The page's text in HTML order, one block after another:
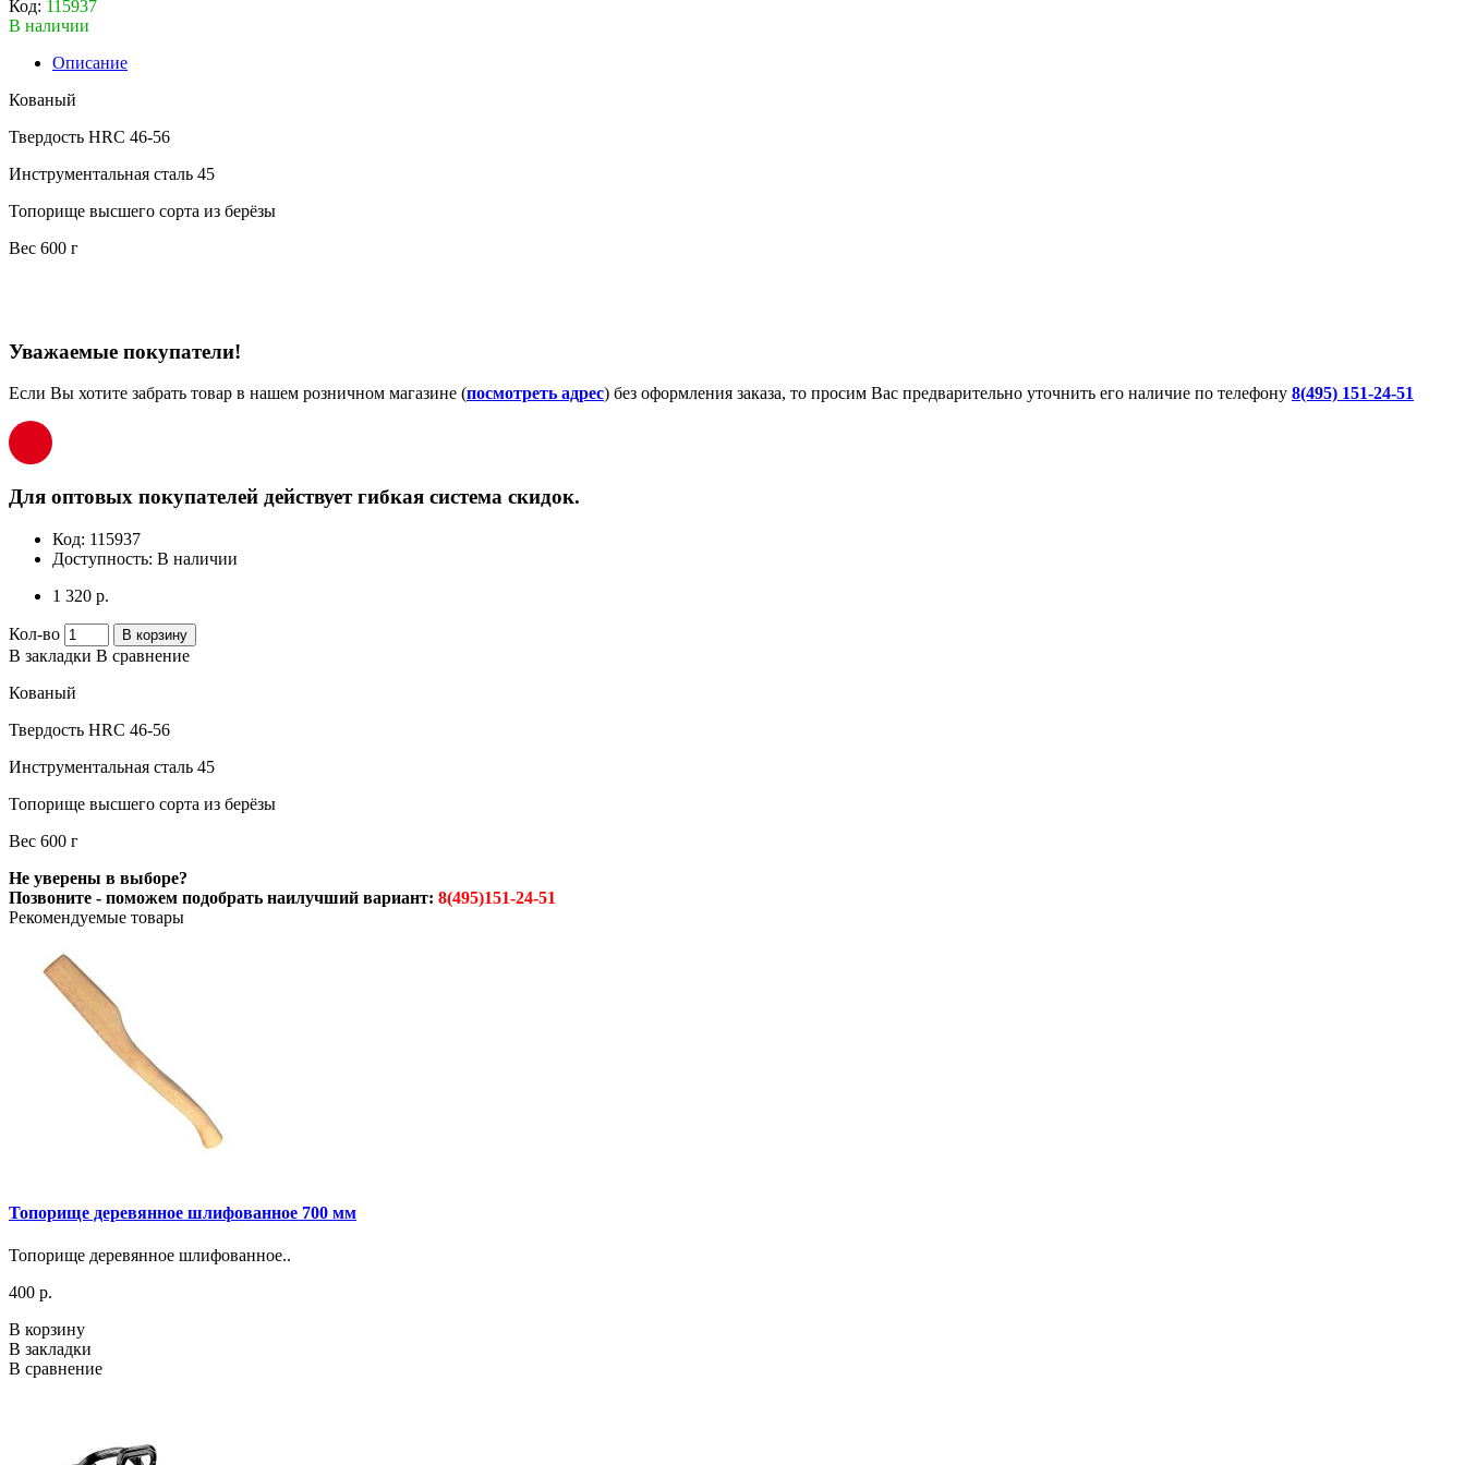
Код: 115937
В наличии
Описание
Кованый
Твердость HRC 46-56
Инструментальная сталь 45
Топорище высшего сорта из берёзы
Вес 600 г
Уважаемые покупатели!
Если Вы хотите забрать товар в нашем розничном магазине (посмотреть адрес) без оформления заказа, то просим Вас предварительно уточнить его наличие по телефону 8(495) 151-24-51
Для оптовых покупателей действует гибкая система скидок.
Код: 115937
Доступность: В наличии
1 320 р.
Кол-во В корзину
В закладки В сравнение
Кованый
Твердость HRC 46-56
Инструментальная сталь 45
Топорище высшего сорта из берёзы
Вес 600 г
Не уверены в выборе?
Позвоните - поможем подобрать наилучший вариант: 8(495)151-24-51
Рекомендуемые товары
Топорище деревянное шлифованное 700 мм
Топорище деревянное шлифованное..
400 р.
В корзину
В закладки
В сравнение